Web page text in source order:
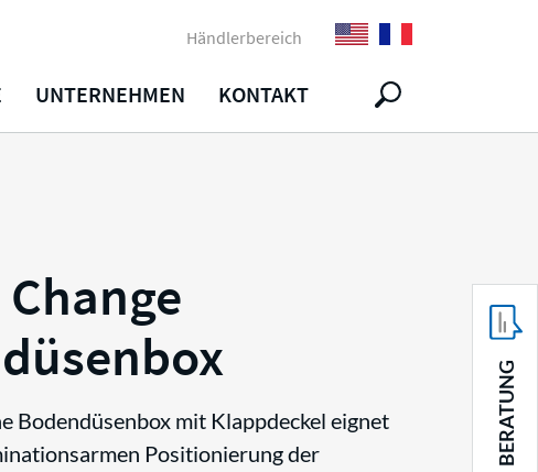
Händlerbereich
UNTERNEHMEN KONTAKT
BERATUNG
Bodendüsenbox mit Klappdeckel eignet
Positionierung der